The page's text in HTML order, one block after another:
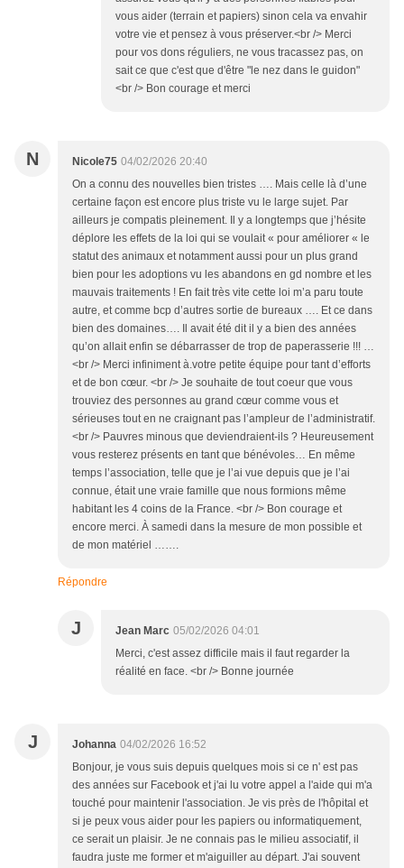
vous aider (terrain et papiers) sinon cela va envahir
votre vie et pensez à vous préserver.<br /> Merci
pour vos dons réguliers, ne vous tracassez pas, on
sait ce que c'est que d'être "le nez dans le guidon"
<br /> Bon courage et merci
N Nicole75 04/02/2026 20:40
On a connu des nouvelles bien tristes …. Mais celle là d’une
certaine façon est encore plus triste vu le large sujet. Par
ailleurs je compatis pleinement. Il y a longtemps que j’hésite
déplore les effets de la loi qui se voulait « pour améliorer « le
statut des animaux et notamment aussi pour un plus grand
bien pour les adoptions vu les abandons en gd nombre et les
mauvais traitements ! En fait très vite cette loi m’a paru toute
autre, et comme bcp d’autres sortie de bureaux …. Et ce dans
bien des domaines…. Il avait été dit il y a bien des années
qu’on allait enfin se débarrasser de trop de paperasserie !!! …
<br /> Merci infiniment à.votre petite équipe pour tant d’efforts
et de bon cœur. <br /> Je souhaite de tout coeur que vous
trouviez des personnes au grand cœur comme vous et
sérieuses tout en ne craignant pas l’ampleur de l’administratif.
<br /> Pauvres minous que deviendraient-ils ? Heureusement
vous resterez présents en tant que bénévoles… En même
temps l’association, telle que je l’ai vue depuis que je l’ai
connue, était une vraie famille que nous formions même
habitant les 4 coins de la France. <br /> Bon courage et
encore merci. À samedi dans la mesure de mon possible et
de mon matériel …….
Répondre
J Jean Marc 05/02/2026 04:01
Merci, c'est assez difficile mais il faut regarder la
réalité en face. <br /> Bonne journée
J Johanna 04/02/2026 16:52
Bonjour, je vous suis depuis quelques mois si ce n' est pas
des années sur Facebook et j'ai lu votre appel a l'aide qui m'a
touché pour maintenir l'association. Je vis près de l'hôpital et
si je peux vous aider pour les papiers ou informatiquement,
ce serait un plaisir. Je ne connais pas le milieu associatif, il
faudra juste me former et m'aiguiller au départ. J'ai souvent